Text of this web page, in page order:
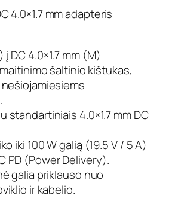
4.0×1.7 mm adapteris
DC 4.0×1.7 mm (M)
šaltinio kištukas,
standartiniais 4.0×1.7 mm DC
iki 100 W galią (19.5 V / 5 A)
PD (Power Delivery).
galia priklauso nuo
ir kabelio.